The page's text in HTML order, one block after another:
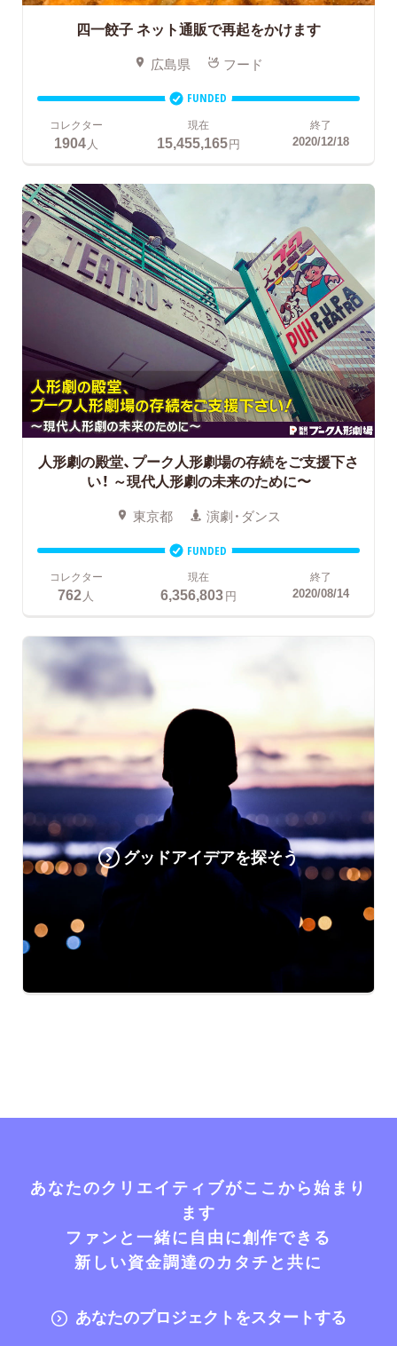
四一餃子ネット通販で再起をかけます
広島県 フード
FUNDED
コレクター
1904 人
現在
15,455,165円
終了
2020/12/18
人形劇の殿堂、プーク人形劇場の存続をご支援下さ
い！ ～現代人形劇の未来のために〜
東京都 演劇・ダンス
FUNDED
コレクター
762人
現在
6,356,803円
終了
2020/08/14
グッドアイデアを探そう
あなたのクリエイティブがここから始まり
ます
ファンと一緒に自由に創作できる
新しい資金調達のカタチと共に
あなたのプロジェクトをスタートする